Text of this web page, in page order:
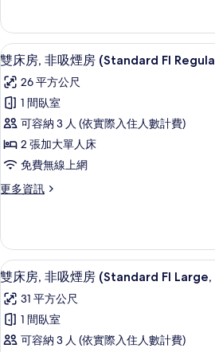
(Standard
Fl
Compact,
Main)
的
所
有
相
房,
非
吸
房
(Standard
Compact,
Main)
的
詳
情
顯
示
雙
床
房,
非
吸
煙
(Standard
Fl
Regular,
Main)
的
所
雙床
8
雙床房, 非吸煙房 (Standard Fl
26 平方公尺
1 間臥室
可容納 3 人 (依實際入住人數計費)
2 張加大單人床
免費無線上網
更多資訊
更
房,
非
吸
房
(Standard
Regular,
顯
示
雙
床
雙床
8
雙床房, 非吸煙房 (Standard Fl
31 平方公尺
1 間臥室
可容納 3 人 (依實際入住人數計費)